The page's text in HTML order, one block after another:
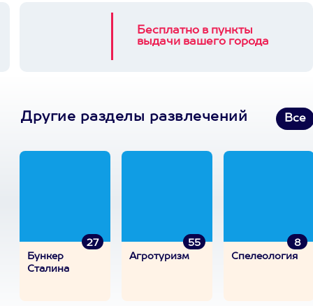
Бесплатно в пункты
выдачи вашего города
Другие разделы развлечений Все
27
Бункер
Сталина
55
Агротуризм
8
Спелеология